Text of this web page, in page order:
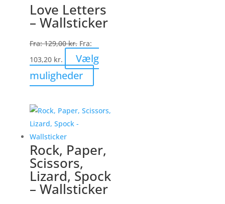
Mulighederne
kan
på
varesiden
Love Letters
– Wallsticker
Fra:129,00kr. Fra:
103,20 kr.
Vælg
muligheder
vare
flere
kan
på
varesiden
Rock, Paper,
Scissors,
Lizard, Spock
– Wallsticker